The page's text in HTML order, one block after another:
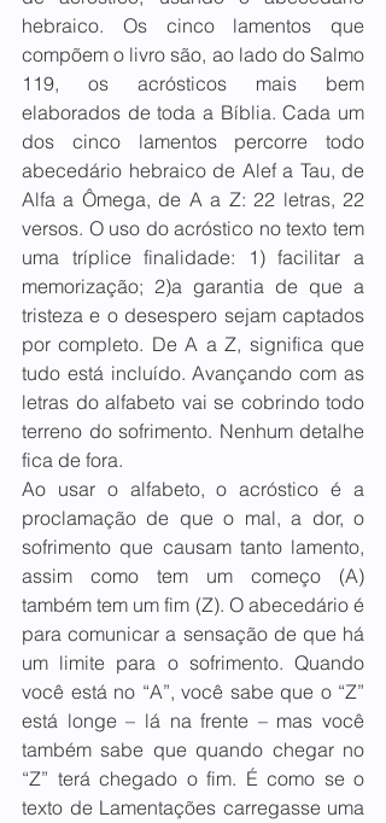
hebraico. Os cinco lamentos que
compõem o livro são, ao lado do Salmo
119, os acrósticos mais bem
elaborados de toda a Bíblia. Cada um
dos cinco lamentos percorre todo
abecedário hebraico de Alef a Tau, de
Alfa a Ômega, de A a Z: 22 letras, 22
versos. O uso do acróstico no texto tem
uma tríplice finalidade: 1) facilitar a
memorização; 2)a garantia de que a
tristeza e o desespero sejam captados
por completo. De A a Z, significa que
tudo está incluído. Avançando com as
letras do alfabeto vai se cobrindo todo
terreno do sofrimento. Nenhum detalhe
fica de fora.
Ao usar o alfabeto, o acróstico é a
proclamação de que o mal, a dor, o
sofrimento que causam tanto lamento,
assim como tem um começo (A)
também tem um fim (Z). O abecedário é
para comunicar a sensação de que há
um limite para o sofrimento. Quando
você está no “A”, você sabe que o “Z”
está longe – lá na frente – mas você
também sabe que quando chegar no
“Z” terá chegado o fim. É como se o
texto de Lamentações carregasse uma